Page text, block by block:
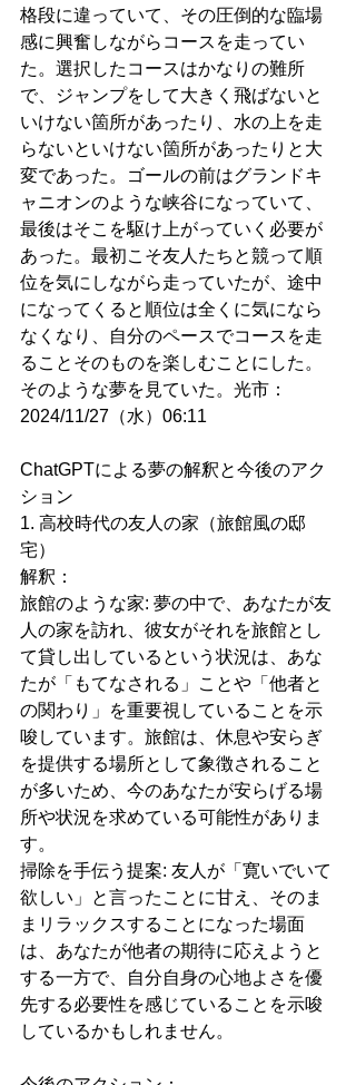
格段に違っていて、その圧倒的な臨場
感に興奮しながらコースを走ってい
た。選択したコースはかなりの難所
で、ジャンプをして大きく飛ばないと
いけない箇所があったり、水の上を走
らないといけない箇所があったりと大
変であった。ゴールの前はグランドキ
ャニオンのような峡谷になっていて、
最後はそこを駆け上がっていく必要が
あった。最初こそ友人たちと競って順
位を気にしながら走っていたが、途中
になってくると順位は全くに気になら
なくなり、自分のペースでコースを走
ることそのものを楽しむことにした。
そのような夢を見ていた。光市：
2024/11/27（水）06:11
ChatGPTによる夢の解釈と今後のアク
ション
1. 高校時代の友人の家（旅館風の邸
宅）
解釈：
旅館のような家: 夢の中で、あなたが友
人の家を訪れ、彼女がそれを旅館とし
て貸し出しているという状況は、あな
たが「もてなされる」ことや「他者と
の関わり」を重要視していることを示
唆しています。旅館は、休息や安らぎ
を提供する場所として象徴されること
が多いため、今のあなたが安らげる場
所や状況を求めている可能性がありま
す。
掃除を手伝う提案: 友人が「寛いでいて
欲しい」と言ったことに甘え、そのま
まリラックスすることになった場面
は、あなたが他者の期待に応えようと
する一方で、自分自身の心地よさを優
先する必要性を感じていることを示唆
しているかもしれません。